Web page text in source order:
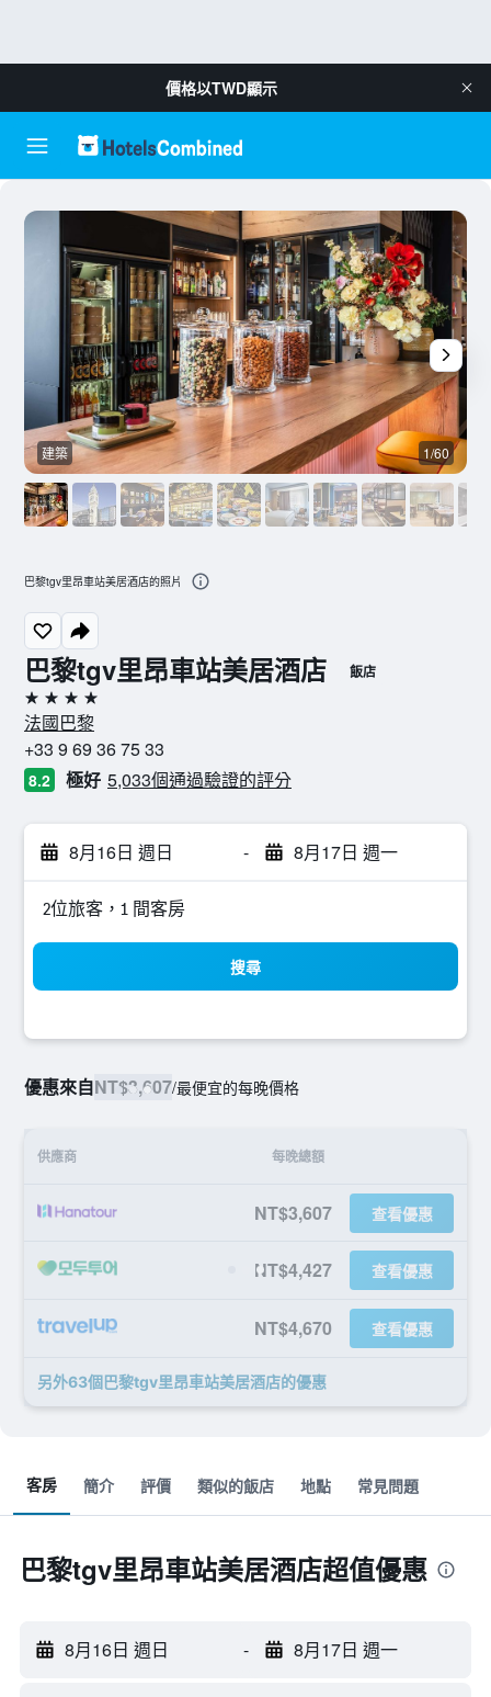
價格以TWD顯示
巴黎tgv里昂車站美居酒店 飯店
4星級
法國巴黎
+33 9 69 36 75 33
8.2 極好 5,033個通過驗證的評分
8月16日 週日 - 8月17日 週一
2位旅客，1 間客房
搜尋
優惠來自NT$3,607/最便宜的每晚價格
供應商 每晚總額
NT$3,607 查看優惠
NT$4,427 查看優惠
NT$4,670 查看優惠
另外63個巴黎tgv里昂車站美居酒店​的優惠
建築 1/60
巴黎tgv里昂車站美居酒店的照片
客房 簡介 評價 類似的飯店 地點 常見問題
巴黎tgv里昂車站美居酒店超值優惠
8月16日 週日 - 8月17日 週一